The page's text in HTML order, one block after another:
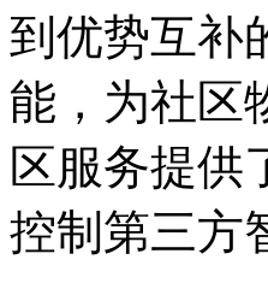
到优势互补
能，为社区
区服务提供
控制第三方